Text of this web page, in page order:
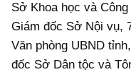
Sở Khoa học và Công
Giám đốc Sở Nội vụ,
Văn phòng UBND
đốc Sở Dân tộc và